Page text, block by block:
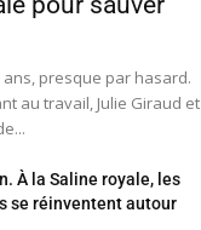
ans, presque par hasard.
au travail, Julie Giraud et
À la Saline royale, les
se réinventent autour